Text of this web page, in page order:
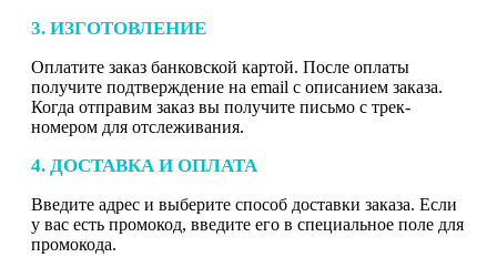
3. ИЗГОТОВЛЕНИЕ
Оплатите заказ банковской картой. После оплаты
получите подтверждение на email с описанием заказа.
Когда отправим заказ вы получите письмо с трек-
номером для отслеживания.
4. ДОСТАВКА И ОПЛАТА
Введите адрес и выберите способ доставки заказа. Если
у вас есть промокод, введите его в специальное поле для
промокода.